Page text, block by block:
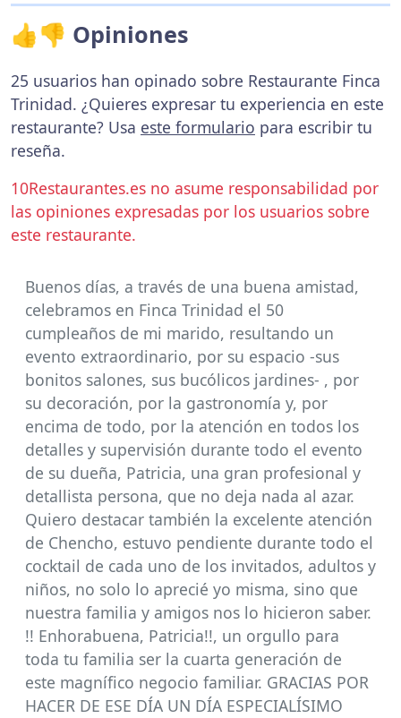
👍👎 Opiniones
25 usuarios han opinado sobre Restaurante Finca
Trinidad. ¿Quieres expresar tu experiencia en este
restaurante? Usa este formulario para escribir tu
reseña.
10Restaurantes.es no asume responsabilidad por
las opiniones expresadas por los usuarios sobre
este restaurante.
Buenos días, a través de una buena amistad,
celebramos en Finca Trinidad el 50
cumpleaños de mi marido, resultando un
evento extraordinario, por su espacio -sus
bonitos salones, sus bucólicos jardines- , por
su decoración, por la gastronomía y, por
encima de todo, por la atención en todos los
detalles y supervisión durante todo el evento
de su dueña, Patricia, una gran profesional y
detallista persona, que no deja nada al azar.
Quiero destacar también la excelente atención
de Chencho, estuvo pendiente durante todo el
cocktail de cada uno de los invitados, adultos y
niños, no solo lo aprecié yo misma, sino que
nuestra familia y amigos nos lo hicieron saber.
!! Enhorabuena, Patricia!!, un orgullo para
toda tu familia ser la cuarta generación de
este magnífico negocio familiar. GRACIAS POR
HACER DE ESE DÍA UN DÍA ESPECIALÍSIMO